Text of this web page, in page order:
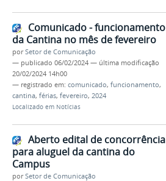
Comunicado - funcionamento
da Cantina no mês de fevereiro
porSetor de Comunicação
— publicado 06/02/2024 — última modificação
20/02/2024 14h00
— registrado em: comunicado, funcionamento,
cantina, férias, fevereiro, 2024
Localizado em Notícias
Aberto edital de concorrência
para aluguel da cantina do
Campus
porSetor de Comunicação